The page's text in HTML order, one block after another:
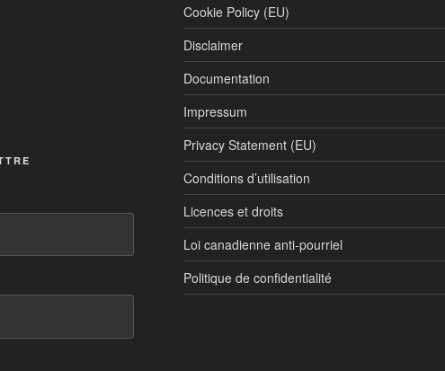
Cookie Policy (EU)
Disclaimer
Documentation
Impressum
Privacy Statement (EU)
Conditions d’utilisation
Licences et droits
Loi canadienne anti-pourriel
Politique de confidentialité